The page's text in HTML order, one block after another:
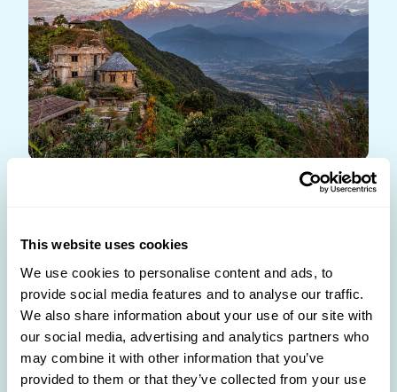
This website uses cookies
We use cookies to personalise content and ads, to
provide social media features and to analyse our traffic.
We also share information about your use of our site with
our social media, advertising and analytics partners who
may combine it with other information that you’ve
provided to them or that they’ve collected from your use
Découvre la magie de Pokhara, un lieu où tes rêves
magnifique lac Phewa, où l'eau rencontre le ciel
dans une harmonie de couleurs. Émerveille-toi
devant la Pagode de la Paix Mondiale, perchée sur
une colline, offrant une vue panoramique
inoubliable. Pour les aventuriers, les sentiers de
trekking de l'Annapurna te promettent des moments